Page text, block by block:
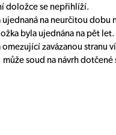
doložce se nepřihlíží.
ujednaná na neurčitou
byla ujednána na pět let.
zavázanou stranu
soud na návrh